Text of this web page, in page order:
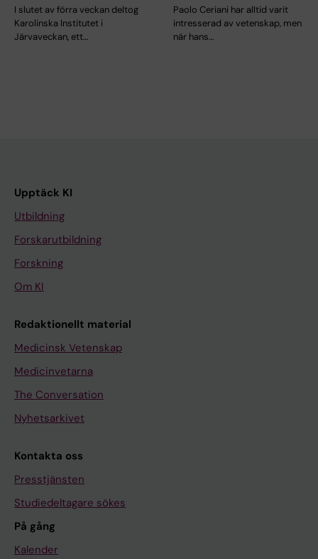
I slutet av förra veckan deltog
Karolinska Institutet i
Järvaveckan, ett…
Paolo Ceriani har alltid varit
intresserad av vetenskap, men
när hans…
Upptäck KI
Utbildning
Forskarutbildning
Forskning
Om KI
Redaktionellt material
Medicinsk Vetenskap
Medicinvetarna
The Conversation
Nyhetsarkivet
Kontakta oss
Presstjänsten
Studiedeltagare sökes
På gång
Kalender